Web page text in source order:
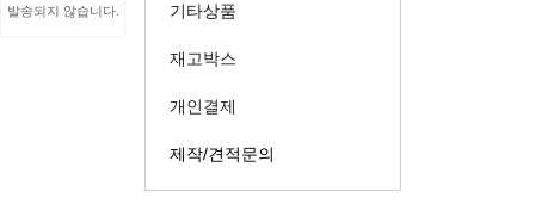
발송되지 않습니다.
기타상품
재고박스
개인결제
제작/견적문의